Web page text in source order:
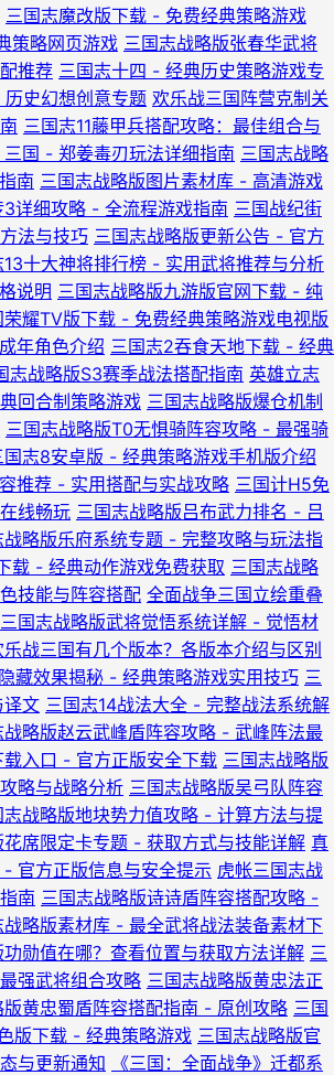
三国志魔改版下载 - 免费经典策略游戏
策略网页游戏 三国志战略版张春华武将
推荐 三国志十四 - 经典历史策略游戏专
史幻想创意专题 欢乐战三国阵营克制关
三国志11藤甲兵搭配攻略：最佳组合与
国 - 郑姜毒刃玩法详细指南 三国志战略
南 三国志战略版图片素材库 - 高清游戏
3详细攻略 - 全流程游戏指南 三国战纪街
法与技巧 三国志战略版更新公告 - 官方
13十大神将排行榜 - 实用武将推荐与分析
说明 三国志战略版九游版官网下载 - 纯
荣耀TV版下载 - 免费经典策略游戏电视版
年角色介绍 三国志2吞食天地下载 - 经典
志战略版S3赛季战法搭配指南 英雄立志
回合制策略游戏 三国志战略版爆仓机制
三国志战略版T0无惧骑阵容攻略 - 最强骑
国志8安卓版 - 经典策略游戏手机版介绍
推荐 - 实用搭配与实战攻略 三国计H5免
线畅玩 三国志战略版吕布武力排名 - 吕
战略版乐府系统专题 - 完整攻略与玩法指
载 - 经典动作游戏免费获取 三国志战略
技能与阵容搭配 全面战争三国立绘重叠
三国志战略版武将觉悟系统详解 - 觉悟材
乐战三国有几个版本？各版本介绍与区别
藏效果揭秘 - 经典策略游戏实用技巧 三
译文 三国志14战法大全 - 完整战法系统解
战略版赵云武峰盾阵容攻略 - 武峰阵法最
入口 - 官方正版安全下载 三国志战略版
略与战略分析 三国志战略版吴弓队阵容
志战略版地块势力值攻略 - 计算方法与提
花席限定卡专题 - 获取方式与技能详解 真
官方正版信息与安全提示 虎帐三国志战
南 三国志战略版诗诗盾阵容搭配攻略 -
战略版素材库 - 最全武将战法装备素材下
勋值在哪？查看位置与获取方法详解 三
强武将组合攻略 三国志战略版黄忠法正
版黄忠蜀盾阵容搭配指南 - 原创攻略 三国
版下载 - 经典策略游戏 三国志战略版官
与更新通知
《三国：全面战争》迁都系